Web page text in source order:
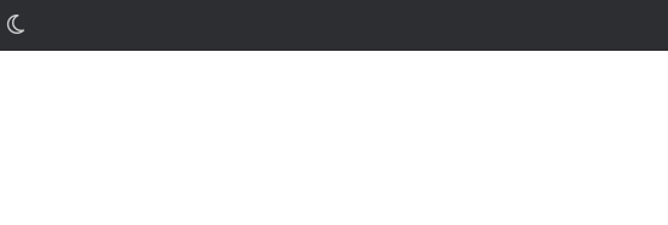
Rastgele Makale